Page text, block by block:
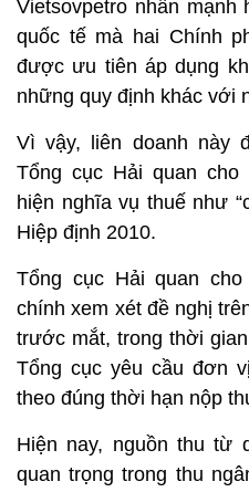
Vietsovpetro nhấn
quốc tế mà hai Chính
được ưu tiên áp dụng
những quy định khác với
Vì vậy, liên doanh này
Tổng cục Hải quan
hiện nghĩa vụ thuế như
Hiệp định 2010.
Tổng cục Hải quan
chính xem xét đề nghị
trước mắt, trong thời
Tổng cục yêu cầu đơn
theo đúng thời hạn nộp
Hiện nay, nguồn thu từ
quan trọng trong thu